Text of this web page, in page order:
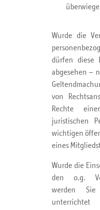
Wurde die
dürfen diese
abgesehen –
von
Rechte
juristischen
wichtigen
eines
Wurde die
den o.g.
werden